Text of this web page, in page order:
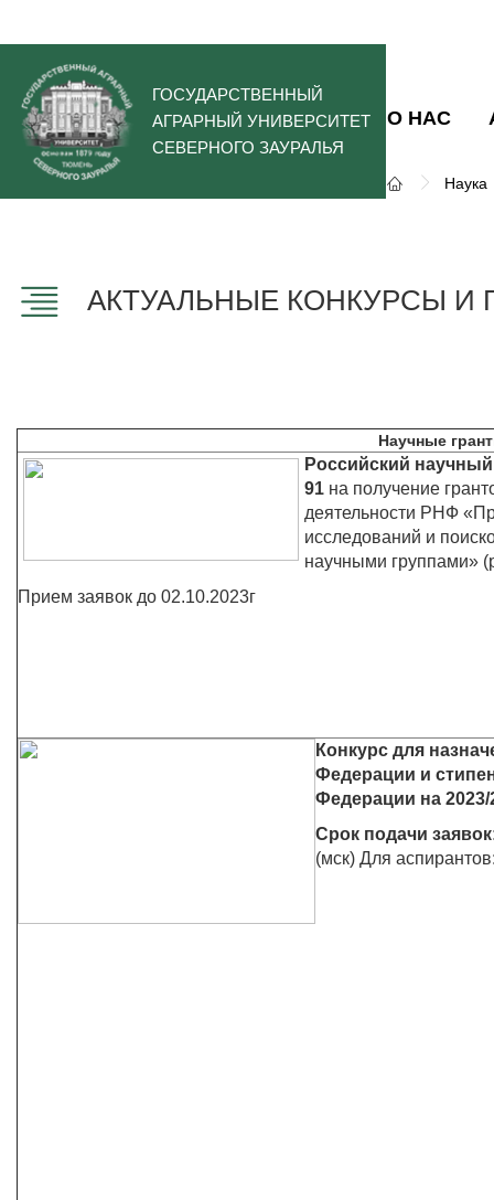
ГОСУДАРСТВЕННЫЙ
АГРАРНЫЙ УНИВЕРСИТЕТ
СЕВЕРНОГО ЗАУРАЛЬЯ
О НАС
Наука
АКТУАЛЬНЫЕ КОНКУРСЫ И
Научные
Российский
91 на получение
деятельности РНФ
исследований и
научными группами»
Прием заявок до 02.10.2023г
Конкурс для
Федерации и
Федерации на
Срок подачи
(мск) Для